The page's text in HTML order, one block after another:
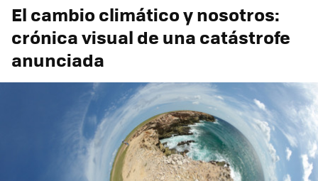
El cambio climático y nosotros:
crónica visual de una catástrofe
anunciada